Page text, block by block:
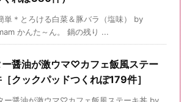
単＊とろける白菜＆豚バラ（塩味） by
かんた～ん。 鍋の残り ...
醤油が激ウマ♡カフェ飯風ステー
クックパッドつくれぽ179件］